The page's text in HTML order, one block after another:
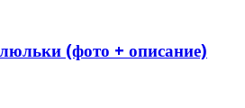
(фото + описание)